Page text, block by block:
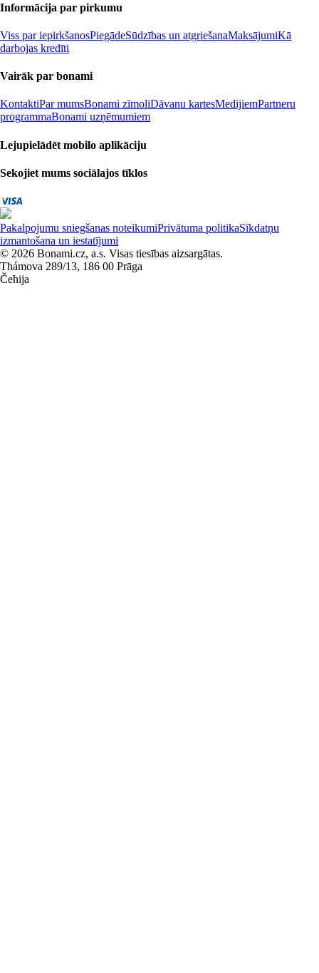
Informācija par pirkumu
Viss par iepirkšanosPiegādeSūdzības un atgriešanaMaksājumiKā
darbojas kredīti
Vairāk par bonami
KontaktiPar mumsBonami zīmoliDāvanu kartesMedijiemPartneru
programmaBonami uzņēmumiem
Lejupielādēt mobilo aplikāciju
Sekojiet mums sociālajos tīklos
Pakalpojumu sniegšanas noteikumiPrivātuma politikaSīkdatņu
izmantošana un iestatījumi
© 2026 Bonami.cz, a.s. Visas tiesības aizsargātas.
Thámova 289/13, 186 00 Prāga
Čehija